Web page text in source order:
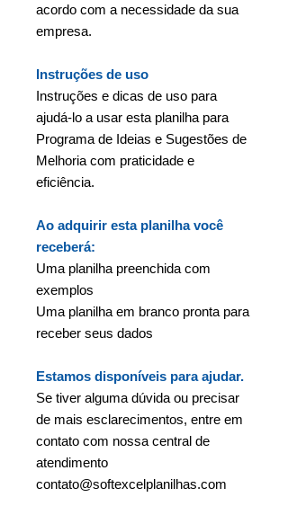
acordo com a necessidade da sua
empresa.
Instruções de uso
Instruções e dicas de uso para
ajudá-lo a usar esta planilha para
Programa de Ideias e Sugestões de
Melhoria com praticidade e
eficiência.
Ao adquirir esta planilha você
receberá:
Uma planilha preenchida com
exemplos
Uma planilha em branco pronta para
receber seus dados
Estamos disponíveis para ajudar.
Se tiver alguma dúvida ou precisar
de mais esclarecimentos, entre em
contato com nossa central de
atendimento
contato@softexcelplanilhas.com